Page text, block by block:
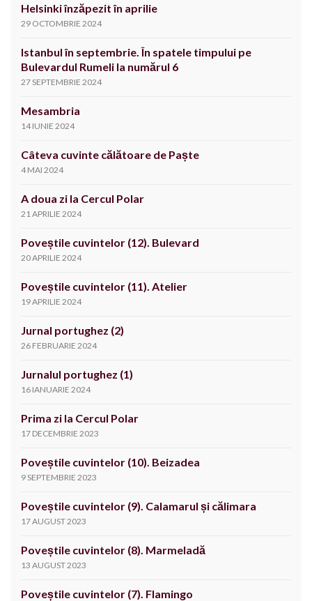
Helsinki înzăpezit în aprilie
29 OCTOMBRIE 2024
Istanbul în septembrie. În spatele timpului pe
Bulevardul Rumeli la numărul 6
27 SEPTEMBRIE 2024
Mesambria
14 IUNIE 2024
Câteva cuvinte călătoare de Paște
4 MAI 2024
A doua zi la Cercul Polar
21 APRILIE 2024
Poveștile cuvintelor (12). Bulevard
20 APRILIE 2024
Poveștile cuvintelor (11). Atelier
19 APRILIE 2024
Jurnal portughez (2)
26 FEBRUARIE 2024
Jurnalul portughez (1)
16 IANUARIE 2024
Prima zi la Cercul Polar
17 DECEMBRIE 2023
Poveștile cuvintelor (10). Beizadea
9 SEPTEMBRIE 2023
Poveștile cuvintelor (9). Calamarul și călimara
17 AUGUST 2023
Poveștile cuvintelor (8). Marmeladă
13 AUGUST 2023
Poveștile cuvintelor (7). Flamingo